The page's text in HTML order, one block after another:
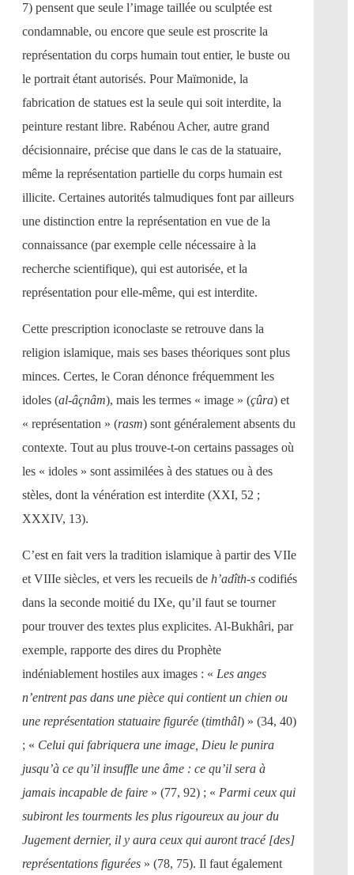
7) pensent que seule l’image taillée ou sculptée est
condamnable, ou encore que seule est proscrite la
représentation du corps humain tout entier, le buste ou
le portrait étant autorisés. Pour Maïmonide, la
fabrication de statues est la seule qui soit interdite, la
peinture restant libre. Rabénou Acher, autre grand
décisionnaire, précise que dans le cas de la statuaire,
même la représentation partielle du corps humain est
illicite. Certaines autorités talmudiques font par ailleurs
une distinction entre la représentation en vue de la
connaissance (par exemple celle nécessaire à la
recherche scientifique), qui est autorisée, et la
représentation pour elle-même, qui est interdite.
Cette prescription iconoclaste se retrouve dans la
religion islamique, mais ses bases théoriques sont plus
minces. Certes, le Coran dénonce fréquemment les
idoles (al-âçnâm), mais les termes « image » (çûra) et
« représentation » (rasm) sont généralement absents du
contexte. Tout au plus trouve-t-on certains passages où
les « idoles » sont assimilées à des statues ou à des
stèles, dont la vénération est interdite (XXI, 52 ;
XXXIV, 13).
C’est en fait vers la tradition islamique à partir des VIIe
et VIIIe siècles, et vers les recueils de h’adîth-s codifiés
dans la seconde moitié du IXe, qu’il faut se tourner
pour trouver des textes plus explicites. Al-Bukhâri, par
exemple, rapporte des dires du Prophète
indéniablement hostiles aux images : « Les anges
n’entrent pas dans une pièce qui contient un chien ou
une représentation statuaire figurée (timthâl) » (34, 40)
; « Celui qui fabriquera une image, Dieu le punira
jusqu’à ce qu’il insuffle une âme : ce qu’il sera à
jamais incapable de faire » (77, 92) ; « Parmi ceux qui
subiront les tourments les plus rigoureux au jour du
Jugement dernier, il y aura ceux qui auront tracé [des]
représentations figurées » (78, 75). Il faut également